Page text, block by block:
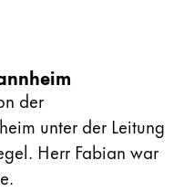
der
unter der Leitung
Herr Fabian war